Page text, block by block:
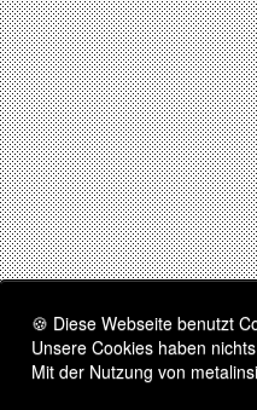
🍪 Diese Webseite benutzt
Unsere Cookies haben
Mit der Nutzung von